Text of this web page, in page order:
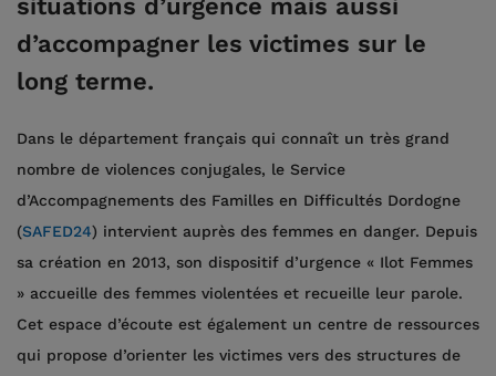
situations d’urgence mais aussi
d’accompagner les victimes sur le
long terme.
Dans le département français qui connaît un très grand
nombre de violences conjugales, le Service
d’Accompagnements des Familles en Difficultés Dordogne
(SAFED24) intervient auprès des femmes en danger. Depuis
sa création en 2013, son dispositif d’urgence « Ilot Femmes
» accueille des femmes violentées et recueille leur parole.
Cet espace d’écoute est également un centre de ressources
qui propose d’orienter les victimes vers des structures de